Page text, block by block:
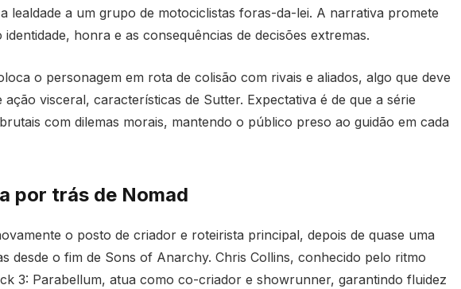
lealdade a um grupo de motociclistas foras-da-lei. A narrativa promete
honra e as consequências de decisões extremas.
o personagem em rota de colisão com rivais e aliados, algo que deve
ação visceral, características de Sutter. Expectativa é de que a série
com dilemas morais, mantendo o público preso ao guidão em cada
por trás de Nomad
o posto de criador e roteirista principal, depois de quase uma
desde o fim de Sons of Anarchy. Chris Collins, conhecido pelo ritmo
3: Parabellum, atua como co-criador e showrunner, garantindo fluidez